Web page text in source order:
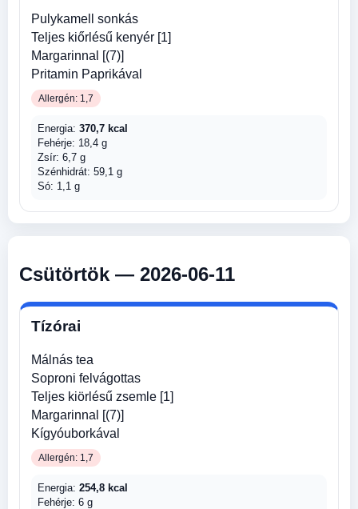
Pulykamell sonkás
Teljes kiőrlésű kenyér [1]
Margarinnal [(7)]
Pritamin Paprikával
Allergén: 1,7
Energia: 370,7 kcal
Fehérje: 18,4 g
Zsír: 6,7 g
Szénhidrát: 59,1 g
Só: 1,1 g
Csütörtök — 2026-06-11
Tízórai
Málnás tea
Soproni felvágottas
Teljes kiörlésű zsemle [1]
Margarinnal [(7)]
Kígyóuborkával
Allergén: 1,7
Energia: 254,8 kcal
Fehérje: 6 g